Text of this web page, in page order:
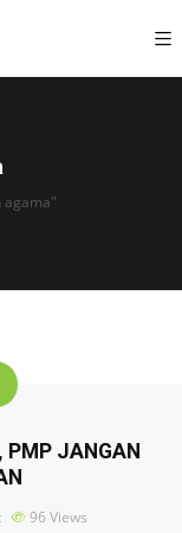
agama"
PMP JANGAN
96 Views